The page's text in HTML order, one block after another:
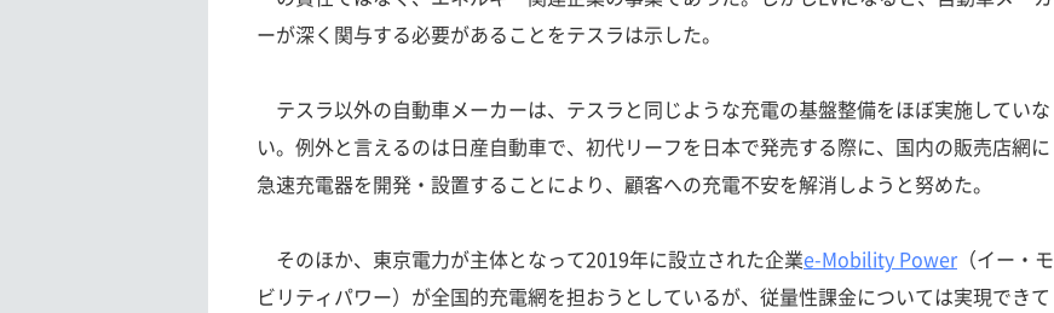
ーが深く関与する必要があることをテスラは示した。
テスラ以外の自動車メーカーは、テスラと同じような充電の基盤整備をほぼ実施していな
い。例外と言えるのは日産自動車で、初代リーフを日本で発売する際に、国内の販売店網に
急速充電器を開発・設置することにより、顧客への充電不安を解消しようと努めた。
そのほか、東京電力が主体となって2019年に設立された企業e-Mobility Power（イー・モ
ビリティパワー）が全国的充電網を担おうとしているが、従量性課金については実現できて